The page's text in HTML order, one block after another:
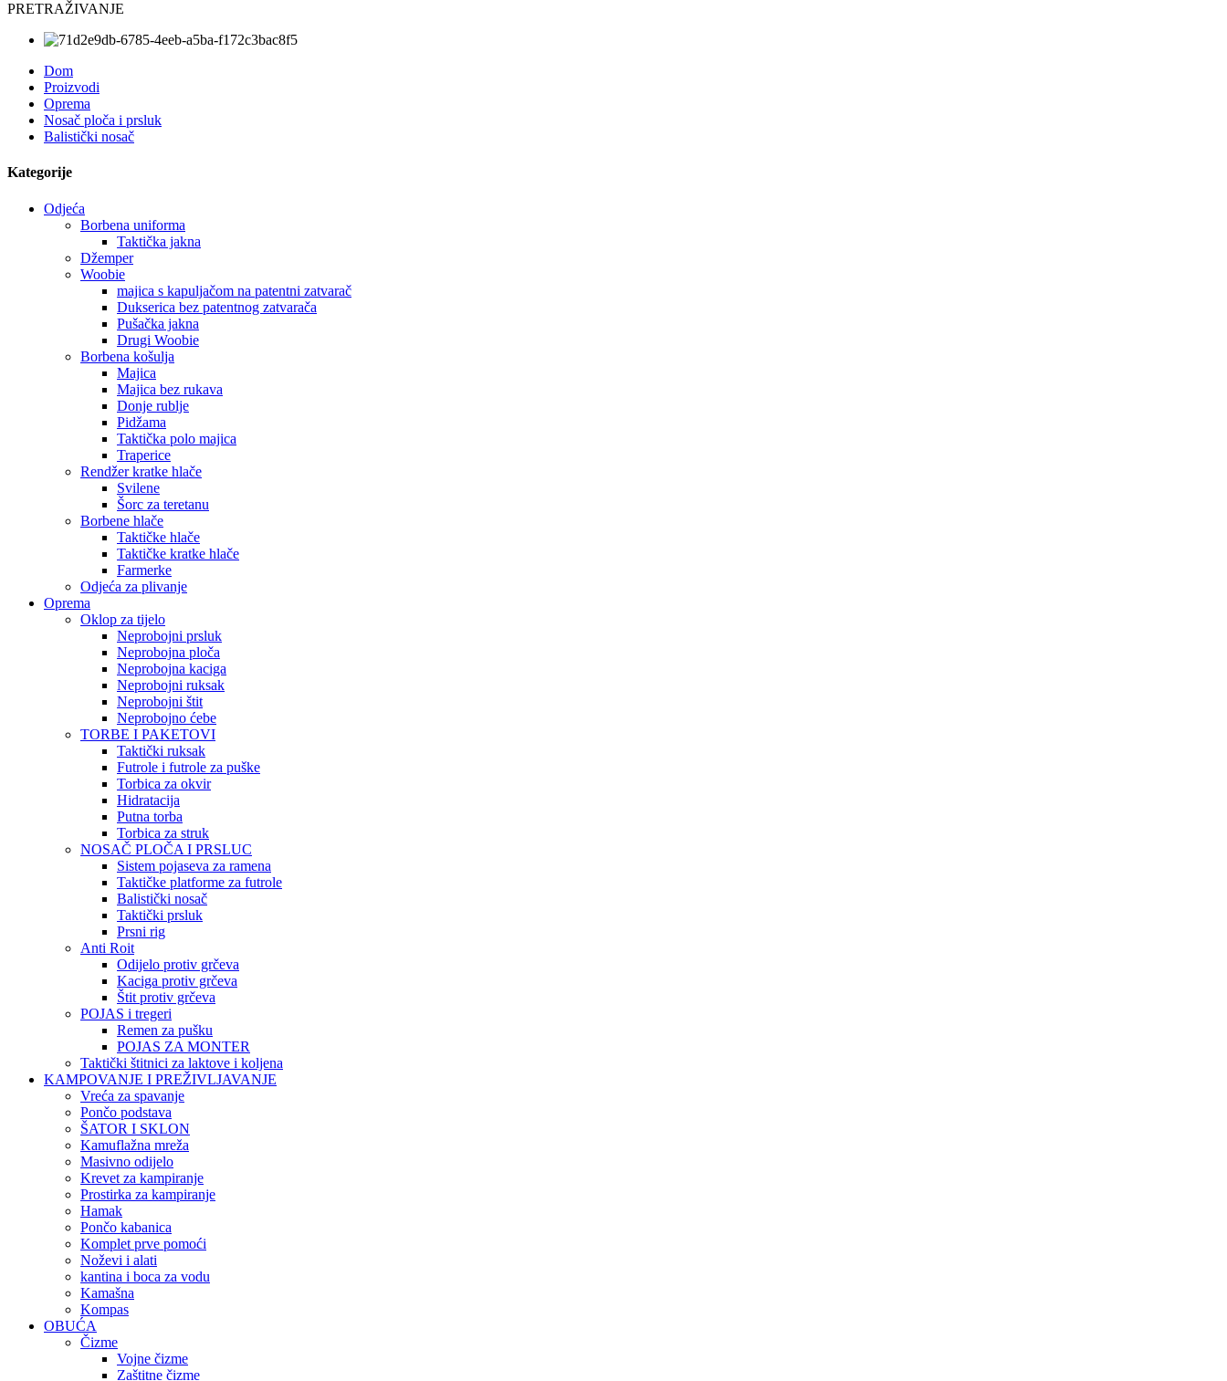
PRETRAŽIVANJE
Dom
Proizvodi
Oprema
Nosač ploča i prsluk
Balistički nosač
Kategorije
Odjeća
Borbena uniforma
Taktička jakna
Džemper
Woobie
majica s kapuljačom na patentni zatvarač
Dukserica bez patentnog zatvarača
Pušačka jakna
Drugi Woobie
Borbena košulja
Majica
Majica bez rukava
Donje rublje
Pidžama
Taktička polo majica
Traperice
Rendžer kratke hlače
Svilene
Šorc za teretanu
Borbene hlače
Taktičke hlače
Taktičke kratke hlače
Farmerke
Odjeća za plivanje
Oprema
Oklop za tijelo
Neprobojni prsluk
Neprobojna ploča
Neprobojna kaciga
Neprobojni ruksak
Neprobojni štit
Neprobojno ćebe
TORBE I PAKETOVI
Taktički ruksak
Futrole i futrole za puške
Torbica za okvir
Hidratacija
Putna torba
Torbica za struk
NOSAČ PLOČA I PRSLUC
Sistem pojaseva za ramena
Taktičke platforme za futrole
Balistički nosač
Taktički prsluk
Prsni rig
Anti Roit
Odijelo protiv grčeva
Kaciga protiv grčeva
Štit protiv grčeva
POJAS i tregeri
Remen za pušku
POJAS ZA MONTER
Taktički štitnici za laktove i koljena
KAMPOVANJE I PREŽIVLJAVANJE
Vreća za spavanje
Pončo podstava
ŠATOR I SKLON
Kamuflažna mreža
Masivno odijelo
Krevet za kampiranje
Prostirka za kampiranje
Hamak
Pončo kabanica
Komplet prve pomoći
Noževi i alati
kantina i boca za vodu
Kamašna
Kompas
OBUĆA
Čizme
Vojne čizme
Zaštitne čizme